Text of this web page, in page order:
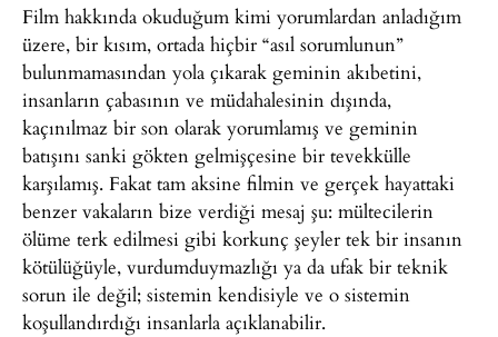
Film hakkında okuduğum kimi yorumlardan anladığım
üzere, bir kısım, ortada hiçbir “asıl sorumlunun”
bulunmamasından yola çıkarak geminin akıbetini,
insanların çabasının ve müdahalesinin dışında,
kaçınılmaz bir son olarak yorumlamış ve geminin
batışını sanki gökten gelmişçesine bir tevekkülle
karşılamış. Fakat tam aksine filmin ve gerçek hayattaki
benzer vakaların bize verdiği mesaj şu: mültecilerin
ölüme terk edilmesi gibi korkunç şeyler tek bir insanın
kötülüğüyle, vurdumduymazlığı ya da ufak bir teknik
sorun ile değil; sistemin kendisiyle ve o sistemin
koşullandırdığı insanlarla açıklanabilir.